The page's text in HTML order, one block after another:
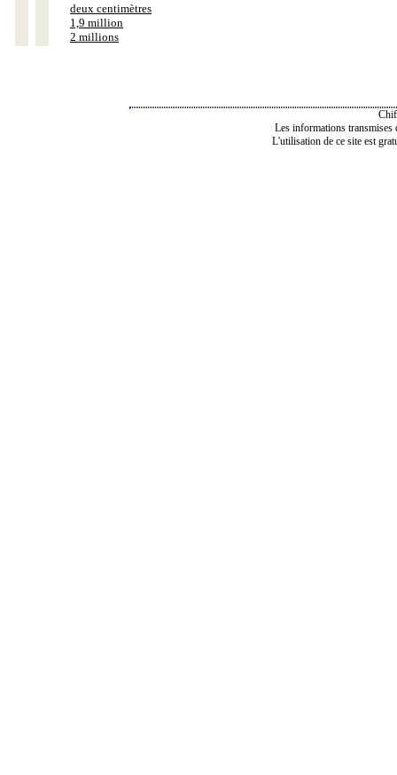
deux centimètres
1,9 million
2 millions
Les informations transmises
L'utilisation de ce site est